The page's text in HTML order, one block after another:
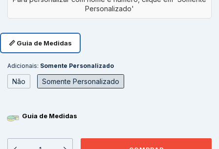
📏 Guia de Medidas
Adicionais: Somente Personalizado
Não Somente Personalizado
Guia de Medidas